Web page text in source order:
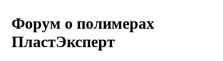
Форум о полимерах
ПластЭксперт